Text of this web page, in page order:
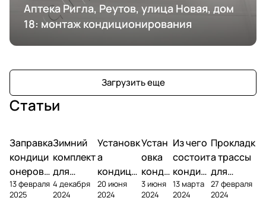
Аптека Ригла, Реутов, улица Новая, дом
18: монтаж кондиционирования
Загрузить еще
Статьи
Заправка
кондици
онеров
фреоном
13 февраля
2025
Зимний
комплект
для
кондици
онера
4 декабря
2024
Установк
а
кондици
онера на
фасаде
20 июня
2024
Устан
овка
конди
ционе
ра
3 июня
2024
Из чего
состоит
кондиц
ионер?
13 марта
2024
Прокладк
а трассы
для
кондицио
нера
27 февраля
2024